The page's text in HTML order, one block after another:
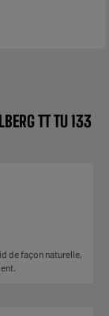
TT TU 133
de façon naturelle,